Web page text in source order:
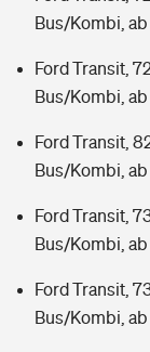
Bus/Kombi, ab
Ford Transit,
Bus/Kombi, ab
Ford Transit,
Bus/Kombi, ab
Ford Transit,
Bus/Kombi, ab
Ford Transit,
Bus/Kombi, ab